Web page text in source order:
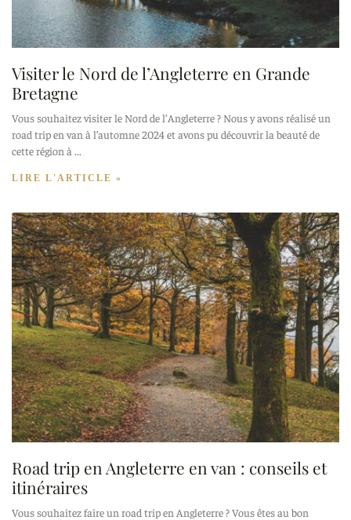
Visiter le Nord de l’Angleterre en Grande
Bretagne
Vous souhaitez visiter le Nord de l’Angleterre ? Nous y avons réalisé un
road trip en van à l’automne 2024 et avons pu découvrir la beauté de
cette région à
LIRE L'ARTICLE »
Road trip en Angleterre en van : conseils et
itinéraires
Vous souhaitez faire un road trip en Angleterre ? Vous êtes au bon